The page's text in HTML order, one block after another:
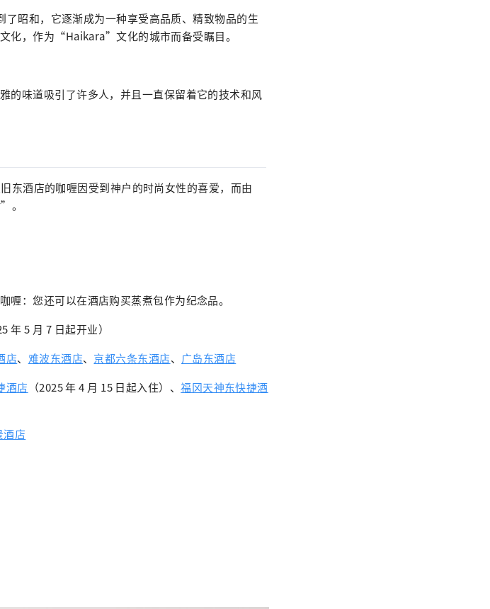
昭和，它逐渐成为一种享受高品质、精致物品的生
化，作为“Haikara”文化的城市而备受瞩目。
的味道吸引了许多人，并且一直保留着它的技术和风
酒店的咖喱因受到神户的时尚女性的喜爱，而由
。
喱：您还可以在酒店购买蒸煮包作为纪念品。
年 5 月 7 日起开业）
店、 难波东酒店、 京都六条东酒店、 广岛东酒店
酒店 （2025 年 4 月 15 日起入住）、福冈天神东快捷酒
酒店